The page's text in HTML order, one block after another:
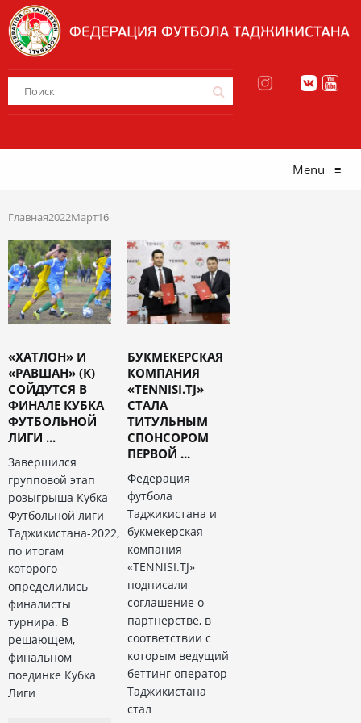
Menu ≡
Главная2022Март16
«ХАТЛОН» И
«РАВШАН» (К)
СОЙДУТСЯ В
ФИНАЛЕ КУБКА
ФУТБОЛЬНОЙ
ЛИГИ ...
Завершился
групповой этап
розыгрыша Кубка
Футбольной лиги
Таджикистана-2022,
по итогам
которого
определились
финалисты
турнира. В
решающем,
финальном
поединке Кубка
Лиги
БУКМЕКЕРСКАЯ
КОМПАНИЯ
«TENNISI.TJ»
СТАЛА
ТИТУЛЬНЫМ
СПОНСОРОМ
ПЕРВОЙ ...
Федерация
футбола
Таджикистана и
букмекерская
компания
«TENNISI.TJ»
подписали
соглашение о
партнерстве, в
соответствии с
которым ведущий
беттинг оператор
Таджикистана
стал